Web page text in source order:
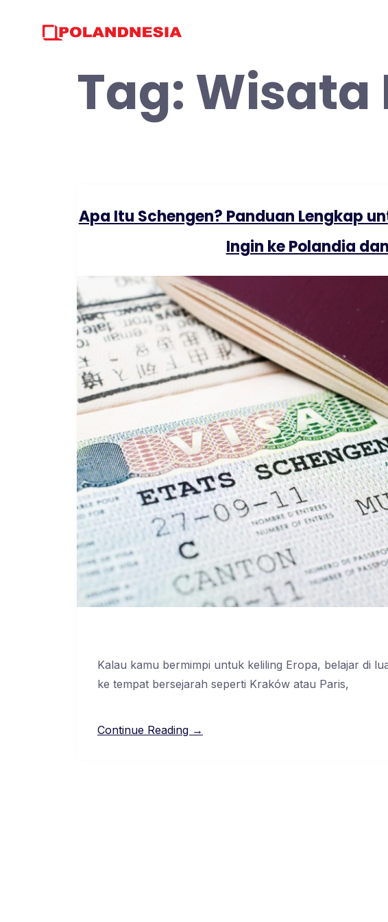
Tag: Wisata
Apa Itu Schengen? Panduan Lengkap
Ingin ke Polandia
Kalau kamu bermimpi untuk keliling Eropa, belajar di
ke tempat bersejarah seperti Kraków atau Paris,
Continue Reading →